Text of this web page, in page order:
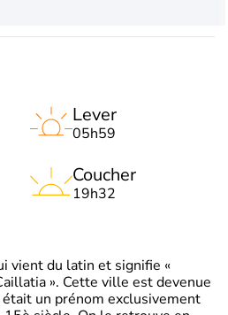
Lever
05h59
Coucher
19h32
vient du latin et signifie «
». Cette ville est devenue
un prénom exclusivement